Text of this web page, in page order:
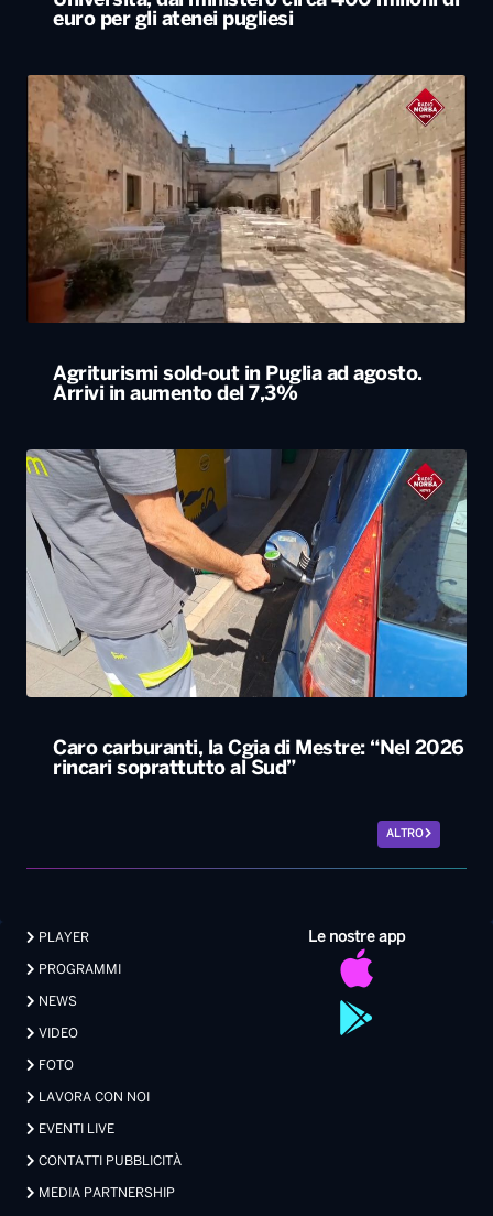
euro per gli atenei pugliesi
Agriturismi sold-out in Puglia ad agosto.
Arrivi in aumento del 7,3%
Caro carburanti, la Cgia di Mestre: “Nel 2026
rincari soprattutto al Sud”
ALTRO
Le nostre app
PLAYER
PROGRAMMI
NEWS
VIDEO
FOTO
LAVORA CON NOI
EVENTI LIVE
CONTATTI PUBBLICITÀ
MEDIA PARTNERSHIP